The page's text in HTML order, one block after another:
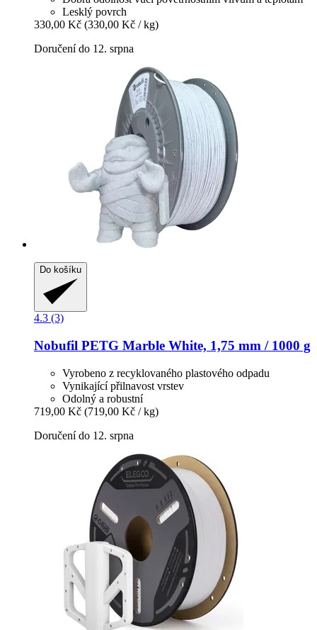
Lesklý povrch
330,00 Kč (330,00 Kč / kg)
Doručení do 12. srpna
Do košíku
4.3 (3)
Nobufil PETG Marble White, 1,75 mm / 1000 g
Vyrobeno z recyklovaného plastového odpadu
Vynikající přilnavost vrstev
Odolný a robustní
719,00 Kč (719,00 Kč / kg)
Doručení do 12. srpna